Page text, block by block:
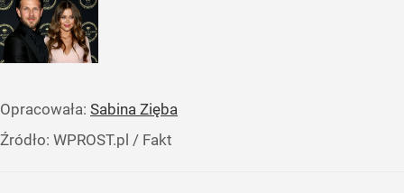
Opracowała: Sabina Zięba
Źródło: WPROST.pl / Fakt